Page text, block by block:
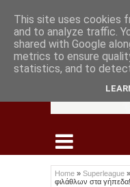
Home » Superleague »
φιλάθλων στα γήπεδα!
This site uses cookies
and to analyze traffic.
shared with Google
metrics to ensure
statistics, and to